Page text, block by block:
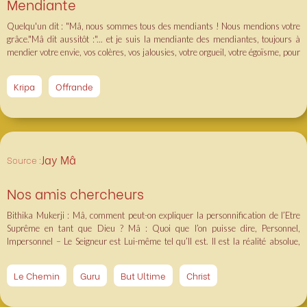
mais elle crée des liens, des attaches. Seule la méditation sur les choses vraies
Quelqu'un dit : "Mâ, nous sommes tous des mendiants ! Nous mendions votre
grâce."Mâ dit aussitôt :"... et je suis la mendiante des mendiantes, toujours à
mendier votre envie, vos colères, vos jalousies, votre orgueil, votre égoïsme, pour
Kripa Offrande
Source :Jay Mâ
Nos amis chercheurs
Bithika Mukerji : Mâ, comment peut-on expliquer la personnification de l’Etre
Suprême en tant que Dieu ? Mâ : Quoi que l’on puisse dire, Personnel,
Impersonnel – Le Seigneur est Lui-même tel qu’Il est. Il est la réalité absolue,
(antaryâmin). Il est au-delà de toute compréhension, et en même temps, Il est le
Soi intérieur en chacun, n’est-ce pas ? Lui seul est (qu’on le considère comme
Le Chemin Guru But Ultime Christ